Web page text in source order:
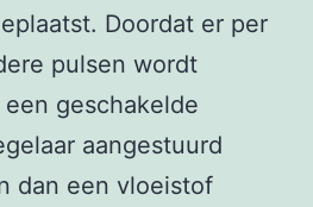
Doordat er per
pulsen wordt
geschakelde
aangestuurd
dan een vloeistof